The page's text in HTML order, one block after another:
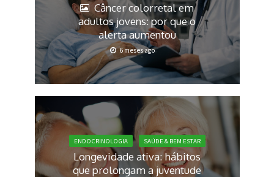
Câncer colorretal em
adultos jovens: por que o
alerta aumentou
6 meses ago
ENDOCRINOLOGIA SAÚDE & BEM ESTAR
Longevidade ativa: hábitos
que prolongam a juventude